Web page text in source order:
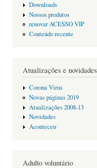
Downloads
Nossos produtos
renovar ACESSO VIP
Conteúdo recente
Atualizações e novidades
Corona Virus
Novas páginas 2019
Atualizações 2008-13
Novidades
Aconteceu
Adulto voluntário